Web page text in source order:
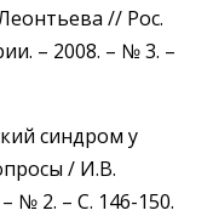
// Рос.
– 2008. – № 3. –
синдром у
/ И.В.
№ 2. – С. 146-150.